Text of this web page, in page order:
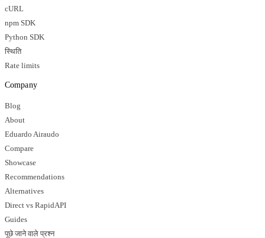
cURL
npm SDK
Python SDK
स्थिति
Rate limits
Company
Blog
About
Eduardo Airaudo
Compare
Showcase
Recommendations
Alternatives
Direct vs RapidAPI
Guides
पूछे जाने वाले प्रश्न